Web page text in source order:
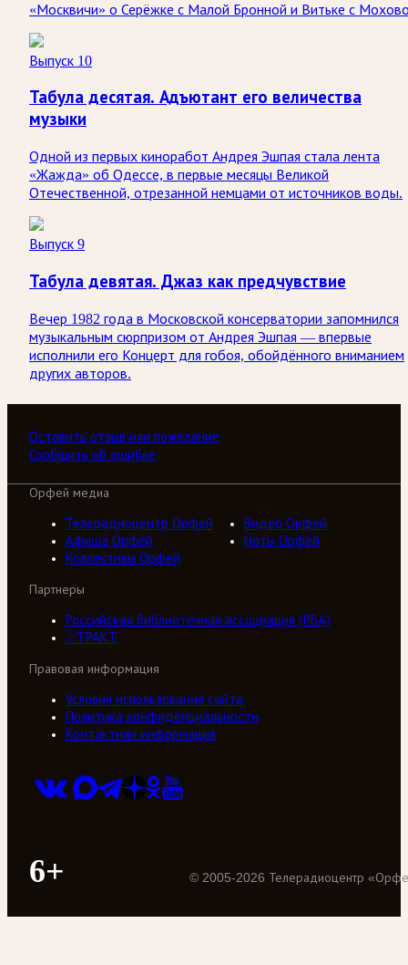
«Москвичи» о Серёжке с Малой Бронной и Витьке с
Выпуск 10
Табула десятая. Адъютант его величества
музыки
Одной из первых киноработ Андрея Эшпая стала лента
«Жажда» об Одессе, в первые месяцы Великой
Отечественной, отрезанной немцами от источников воды.
Выпуск 9
Табула девятая. Джаз как предчувствие
Вечер 1982 года в Московской консерватории запомнился
музыкальным сюрпризом от Андрея Эшпая — впервые
исполнили его Концерт для гобоя, обойдённого вниманием
других авторов.
Оставить отзыв или пожелание
Сообщить об ошибке
Орфей медиа
Телерадиоцентр Орфей
Видео Орфей
Афиша Орфей
Ноты Орфей
Коллективы Орфей
Партнеры
Российская библиотечная ассоциация (РБА)
///ТРАКТ
Правовая информация
Условия использования сайта
Политика конфиденциальности
Контактная информация
6+ © 2005-2026 Телерадиоцентр